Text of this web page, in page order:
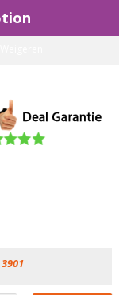
wij gebruik van